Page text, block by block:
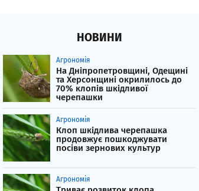
НОВИНИ
Агрономія
На Дніпропетровщині, Одещині
та Херсонщині окрилилось до
70% клопів шкідливої
черепашки
Агрономія
Клоп шкідлива черепашка
продовжує пошкоджувати
посіви зернових культур
Агрономія